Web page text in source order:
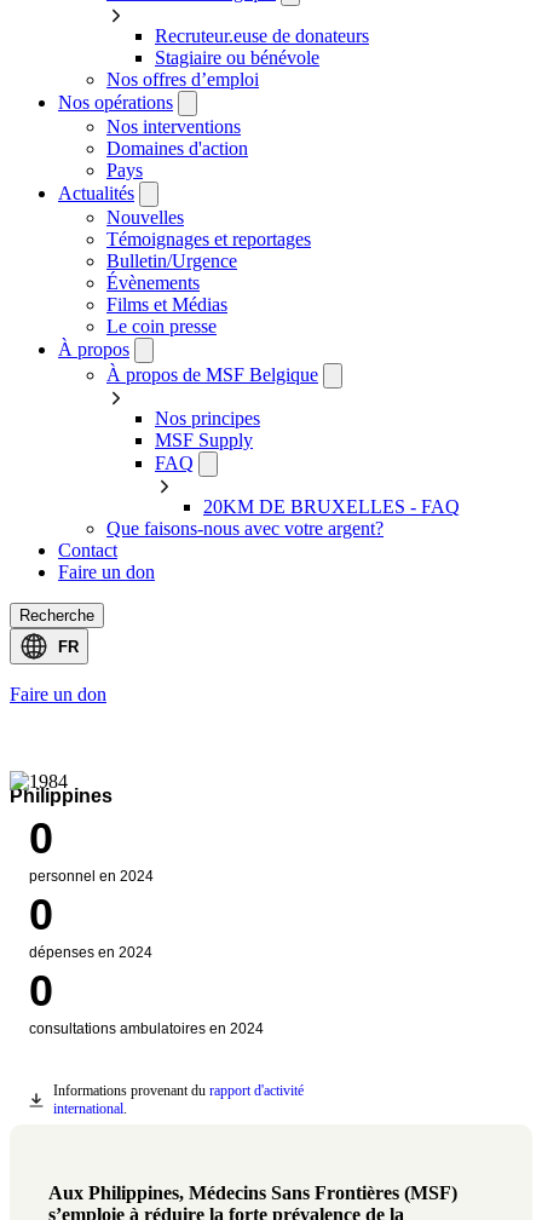
Recruteur.euse de donateurs
Stagiaire ou bénévole
Nos offres d’emploi
Nos opérations
Nos interventions
Domaines d'action
Pays
Actualités
Nouvelles
Témoignages et reportages
Bulletin/Urgence
Évènements
Films et Médias
Le coin presse
À propos
À propos de MSF Belgique
Nos principes
MSF Supply
FAQ
20KM DE BRUXELLES - FAQ
Que faisons-nous avec votre argent?
Contact
Faire un don
Recherche
Select
language
FR
Faire un don
Philippines
0
personnel en 2024
0
dépenses en 2024
0
consultations ambulatoires en 2024
Donwload
Informations provenant du rapport d'activité
international.
Aux Philippines, Médecins Sans Frontières (MSF)
s’emploie à réduire la forte prévalence de la